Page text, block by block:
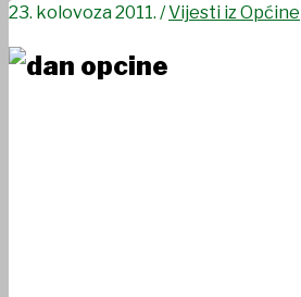
23. kolovoza 2011. /Vijesti iz Općine